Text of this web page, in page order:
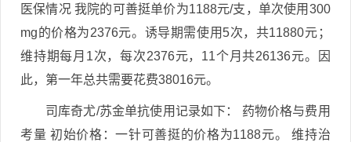
医保情况 我院的可善挺单价为1188元/支，单次使用300
mg的价格为2376元。诱导期需使用5次，共11880元；
维持期每月1次，每次2376元，11个月共26136元。因
此，第一年总共需要花费38016元。
司库奇尤/苏金单抗使用记录如下： 药物价格与费用
考量 初始价格：一针可善挺的价格为1188元。 维持治